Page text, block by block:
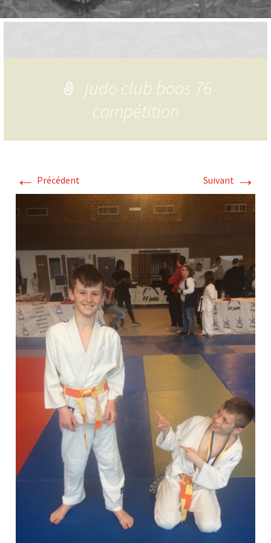
judo club boos 76
compétition
← Précédent Suivant →